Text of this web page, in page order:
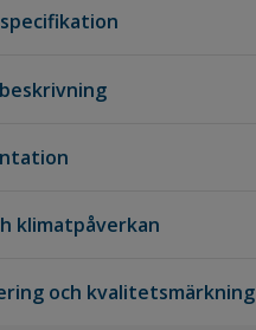
klimatpåverkan
och kvalitetsmärkning